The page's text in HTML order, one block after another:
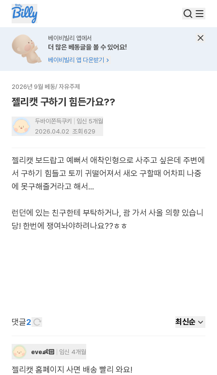
베이비빌리 앱에서
더 많은 베동글을 볼 수 있어요!
베이비빌리 앱 다운받기
2026년 9월 베동/ 자유주제
젤리캣 구하기 힘든가요??
두바이쫀득쿠키
임신 5개월
2026.04.02 조회 629
젤리캣 보드랍고 예뻐서 애착인형으로 사주고 싶은데 주변에
서 구하기 힘들고 토끼 귀떨어져서 새오 구할때 어차피 나중
에 못구해줄거라고 해서...
런던에 있는 친구한테 부탁하거나, 괌 가서 사올 의향 있습니
당! 한번에 쟁여놔야하려나요??ㅎㅎ
댓글2 최신순
eve👶🏻 임신 4개월
젤리캣 홈페이지 사면 배송 빨리 와요!